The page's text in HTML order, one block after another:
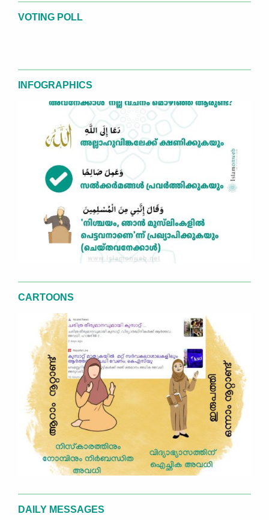
VOTING POLL
INFOGRAPHICS
CARTOONS
DAILY MESSAGES